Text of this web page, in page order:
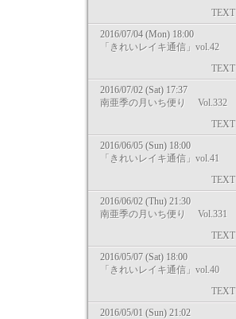
TEXT
2016/07/04 (Mon) 18:00
「きれいレイキ通信」vol.42
TEXT
2016/07/02 (Sat) 17:37
南亜季の月いち便り Vol.332
TEXT
2016/06/05 (Sun) 18:00
「きれいレイキ通信」vol.41
TEXT
2016/06/02 (Thu) 21:30
南亜季の月いち便り Vol.331
TEXT
2016/05/07 (Sat) 18:00
「きれいレイキ通信」vol.40
TEXT
2016/05/01 (Sun) 21:02